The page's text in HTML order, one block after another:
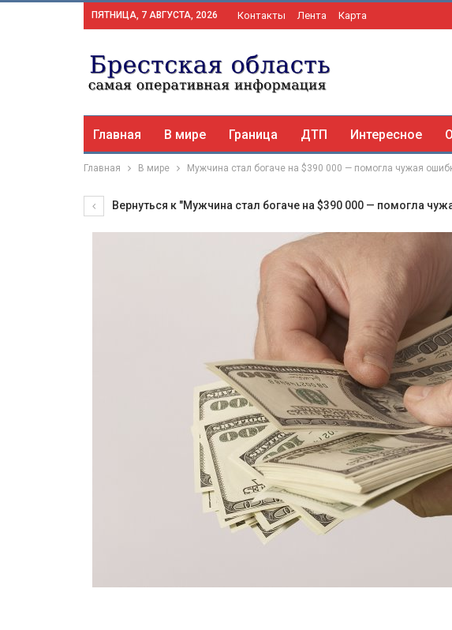
ПЯТНИЦА, 7 АВГУСТА, 2026 Контакты Лента Карта
Главная В мире Граница ДТП Интересное
Главная В мире Мужчина стал богаче на $390 000 — помогла чужая
Вернуться к "Мужчина стал богаче на $390 000 — помогла